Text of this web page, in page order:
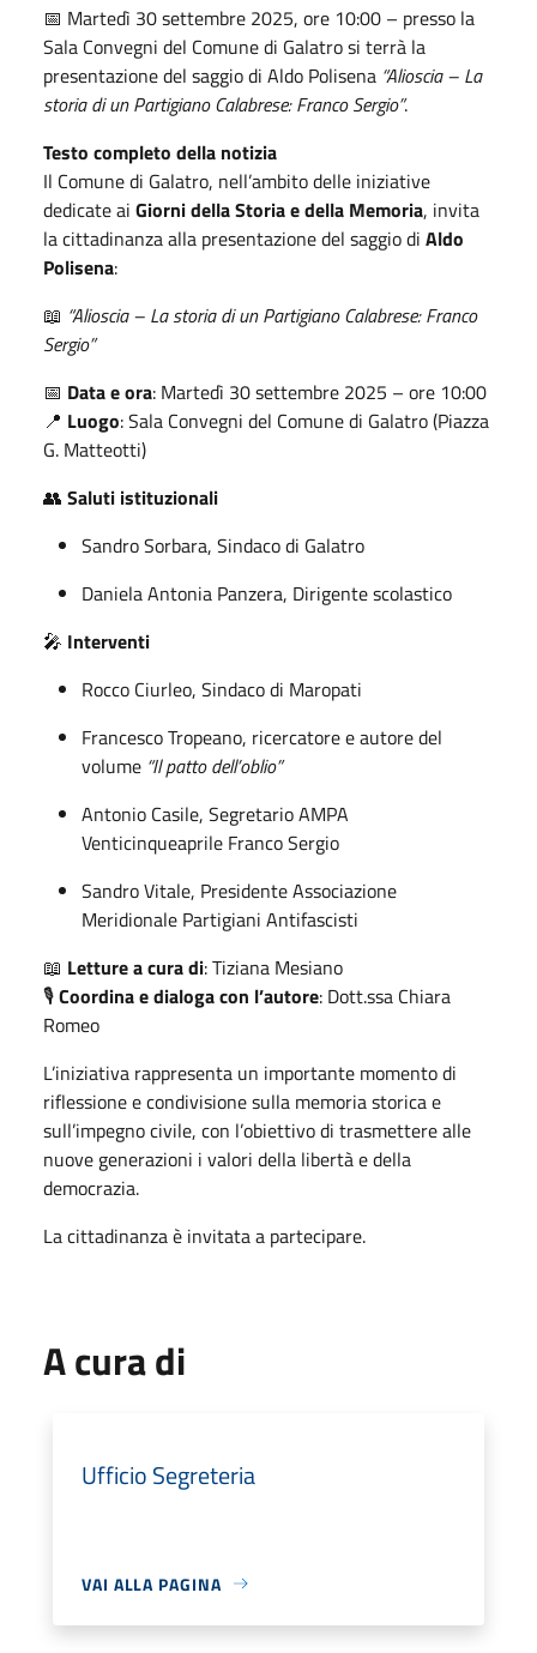
📅 Martedì 30 settembre 2025, ore 10:00 – presso la
Sala Convegni del Comune di Galatro si terrà la
presentazione del saggio di Aldo Polisena “Alioscia – La
storia di un Partigiano Calabrese: Franco Sergio”.
Testo completo della notizia
Il Comune di Galatro, nell’ambito delle iniziative
dedicate ai Giorni della Storia e della Memoria, invita
la cittadinanza alla presentazione del saggio di Aldo
Polisena:
📖 “Alioscia – La storia di un Partigiano Calabrese: Franco
Sergio”
📅 Data e ora: Martedì 30 settembre 2025 – ore 10:00
📍 Luogo: Sala Convegni del Comune di Galatro (Piazza
G. Matteotti)
👥 Saluti istituzionali
Sandro Sorbara, Sindaco di Galatro
Daniela Antonia Panzera, Dirigente scolastico
🎤 Interventi
Rocco Ciurleo, Sindaco di Maropati
Francesco Tropeano, ricercatore e autore del
volume “Il patto dell’oblio”
Antonio Casile, Segretario AMPA
Venticinqueaprile Franco Sergio
Sandro Vitale, Presidente Associazione
Meridionale Partigiani Antifascisti
📖 Letture a cura di: Tiziana Mesiano
🎙️Coordina e dialoga con l’autore: Dott.ssa Chiara
Romeo
L’iniziativa rappresenta un importante momento di
riflessione e condivisione sulla memoria storica e
sull’impegno civile, con l’obiettivo di trasmettere alle
nuove generazioni i valori della libertà e della
democrazia.
La cittadinanza è invitata a partecipare.
A cura di
Ufficio Segreteria
VAI ALLA PAGINA